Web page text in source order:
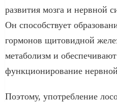
развития мозга и нервной
Он способствует
гормонов щитовидной
метаболизм и
функционирование
Поэтому, употребление